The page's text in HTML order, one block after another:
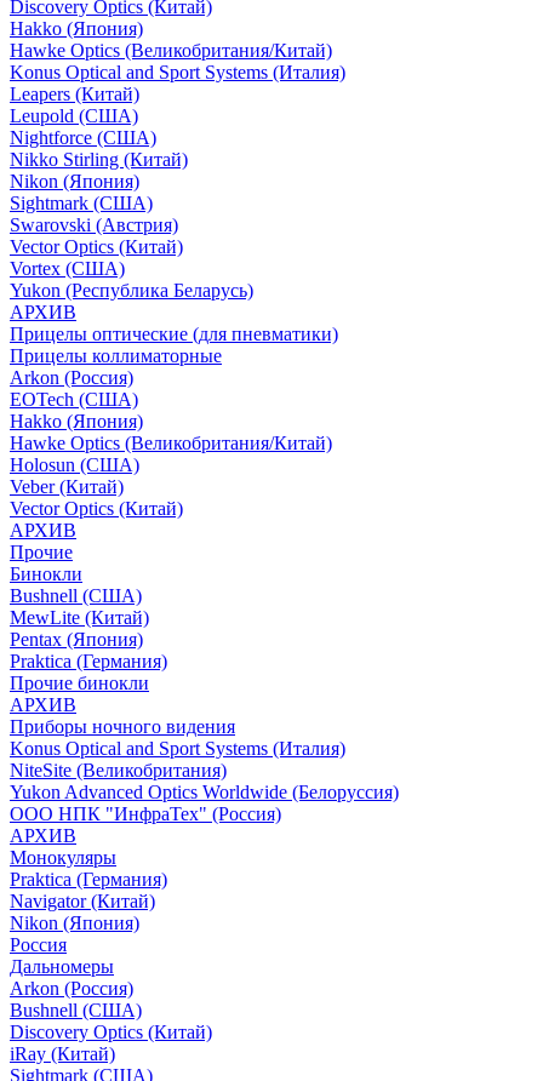
Discovery Optics (Китай)
Hakko (Япония)
Hawke Optics (Великобритания/Китай)
Konus Optical and Sport Systems (Италия)
Leapers (Китай)
Leupold (США)
Nightforce (США)
Nikko Stirling (Китай)
Nikon (Япония)
Sightmark (США)
Swarovski (Австрия)
Vector Optics (Китай)
Vortex (США)
Yukon (Республика Беларусь)
АРХИВ
Прицелы оптические (для пневматики)
Прицелы коллиматорные
Arkon (Россия)
EOTech (США)
Hakko (Япония)
Hawke Optics (Великобритания/Китай)
Holosun (США)
Veber (Китай)
Vector Optics (Китай)
АРХИВ
Прочие
Бинокли
Bushnell (США)
MewLite (Китай)
Pentax (Япония)
Praktica (Германия)
Прочие бинокли
АРХИВ
Приборы ночного видения
Konus Optical and Sport Systems (Италия)
NiteSite (Великобритания)
Yukon Advanced Optics Worldwide (Белоруссия)
ООО НПК "ИнфраТех" (Россия)
АРХИВ
Монокуляры
Praktica (Германия)
Navigator (Китай)
Nikon (Япония)
Россия
Дальномеры
Arkon (Россия)
Bushnell (США)
Discovery Optics (Китай)
iRay (Китай)
Sightmark (США)